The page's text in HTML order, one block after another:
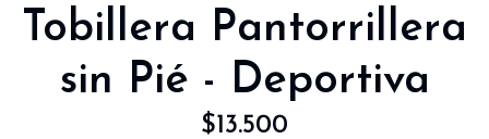
Tobillera Pantorrillera
sin Pié - Deportiva
$13.500